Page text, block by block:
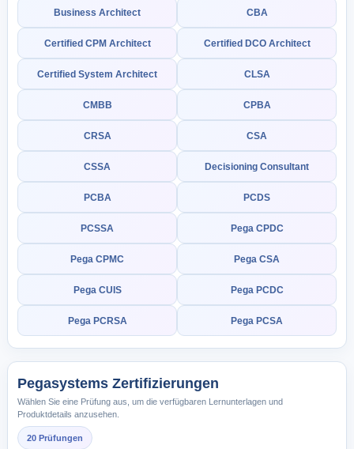
Business Architect CBA
Certified CPM Architect Certified DCO Architect
Certified System Architect CLSA
CMBB CPBA
CRSA CSA
CSSA Decisioning Consultant
PCBA PCDS
PCSSA Pega CPDC
Pega CPMC Pega CSA
Pega CUIS Pega PCDC
Pega PCRSA Pega PCSA
Pegasystems Zertifizierungen
Wählen Sie eine Prüfung aus, um die verfügbaren Lernunterlagen und
Produktdetails anzusehen.
20 Prüfungen